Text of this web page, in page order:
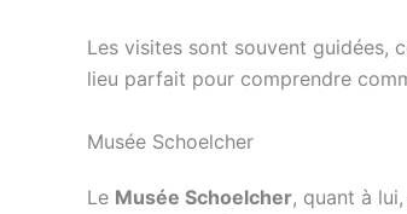
Les visites sont souvent guidées,
lieu parfait pour comprendre
Musée Schoelcher
Le Musée Schoelcher, quant à